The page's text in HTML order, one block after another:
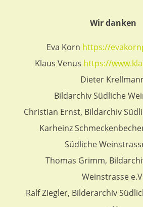
Wir danken
Eva Korn https://
Klaus Venus https://
Dieter
Bildarchiv Südliche
Christian Ernst, Bildarchiv
Karheinz
Südliche
Thomas Grimm,
Weinstrasse
Ralf Ziegler, Bilderarchiv